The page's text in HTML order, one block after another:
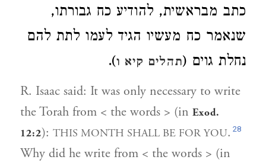
כתב מבראשית, להודיע כח גבורתו,
שנאמר כח מעשיו הגיד לעמו לתת להם
נחלת גוים (תהלים קיא ו).
R. Isaac said: It was only necessary to write
the Torah from < the words > (in Exod.
12:2): THIS MONTH SHALL BE FOR YOU. 28
Why did he write from < the words > (in